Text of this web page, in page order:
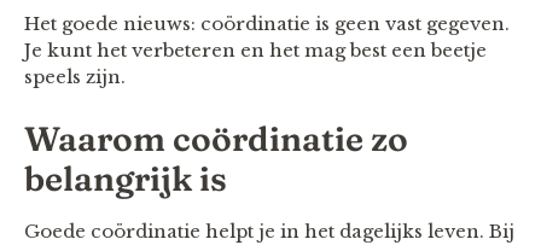
Het goede nieuws: coördinatie is geen vast gegeven.
Je kunt het verbeteren en het mag best een beetje
speels zijn.
Waarom coördinatie zo
belangrijk is
Goede coördinatie helpt je in het dagelijks leven. Bij